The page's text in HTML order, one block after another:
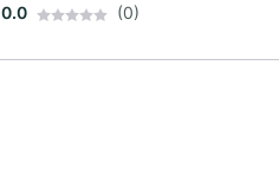
0.0 (0)